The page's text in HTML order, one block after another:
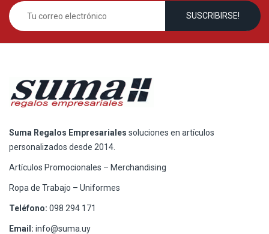
Suma Regalos Empresariales soluciones en artículos
personalizados desde 2014.
Artículos Promocionales – Merchandising
Ropa de Trabajo – Uniformes
Teléfono: 098 294 171
Email: info@suma.uy